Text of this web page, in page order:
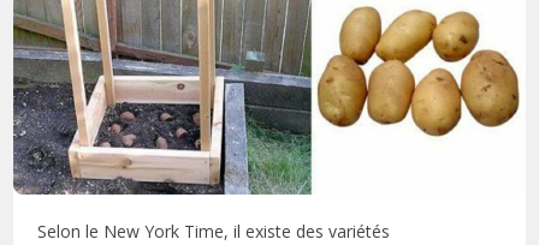
Selon le New York Time, il existe des variétés